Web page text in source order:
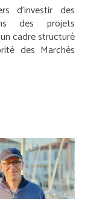
d’investir des
des projets
cadre structuré
des Marchés